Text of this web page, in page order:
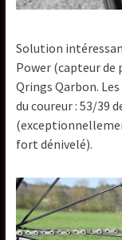
Solution
Power (capteur de
Qrings Qarbon.
du coureur : 53/39
fort dénivelé).